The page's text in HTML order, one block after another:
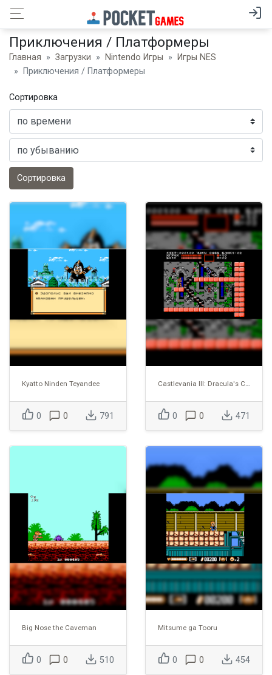
Приключения / Платформеры
Главная Загрузки Nintendo Игры
Игры NES
Приключения / Платформеры
Сортировка
Сортировка
Kyatto Ninden Teyandee
0 0 791
Castlevania III: Dracula's Curse
0 0 471
Big Nose the Caveman
0 0 510
Mitsume ga Tooru
0 0 454